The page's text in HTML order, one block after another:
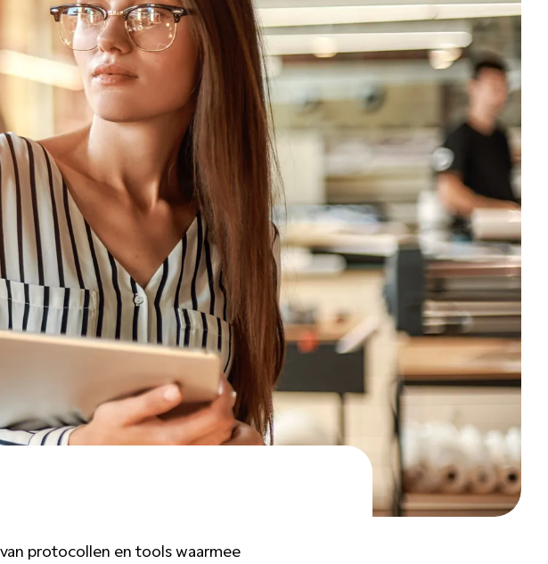
protocollen en tools waarmee